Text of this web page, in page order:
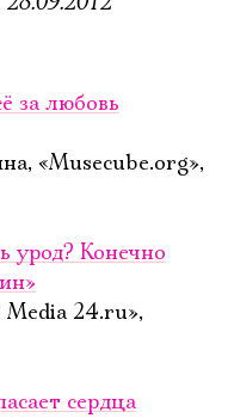
за любовь
«Musecube.org»,
урод? Конечно
24.ru»,
сердца